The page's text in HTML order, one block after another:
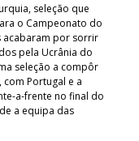
seleção que
o Campeonato do
acabaram por sorrir
pela Ucrânia do
seleção a compôr
Portugal e a
a-frente no final do
a equipa das